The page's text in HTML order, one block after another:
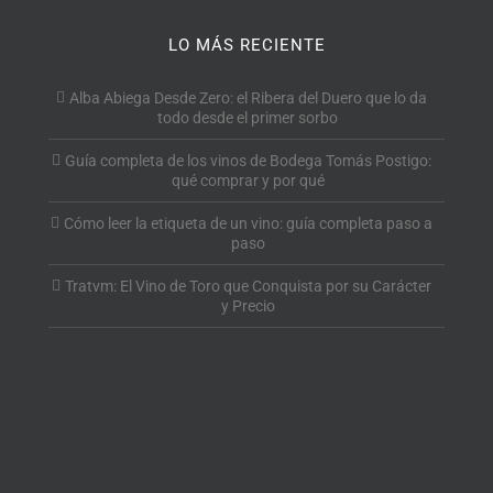
LO MÁS RECIENTE
Alba Abiega Desde Zero: el Ribera del Duero que lo da
todo desde el primer sorbo
Guía completa de los vinos de Bodega Tomás Postigo:
qué comprar y por qué
Cómo leer la etiqueta de un vino: guía completa paso a
paso
Tratvm: El Vino de Toro que Conquista por su Carácter
y Precio